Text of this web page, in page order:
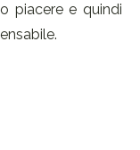
piacere e quindi